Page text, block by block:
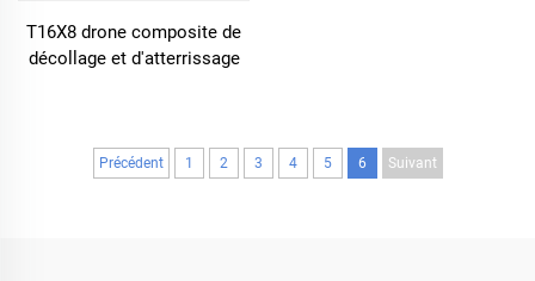
T16X8 drone composite de
décollage et d'atterrissage
16*8
Précédent 1 2 3 4 5 6 Suivant